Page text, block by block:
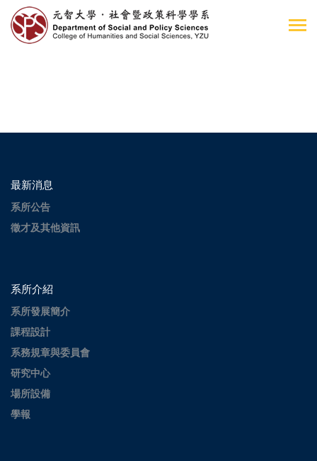
最新消息
系所公告
徵才及其他資訊
系所介紹
系所發展簡介
課程設計
系務規章與委員會
研究中心
場所設備
學報